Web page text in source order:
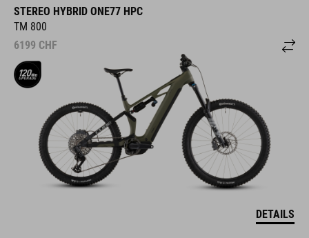
STEREO HYBRID ONE77 HPC
TM 800
6199 CHF
DETAILS